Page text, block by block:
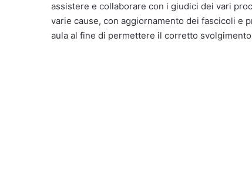
assistere e collaborare con i giudici dei vari
varie cause, con aggiornamento dei fascicoli e
aula al fine di permettere il corretto